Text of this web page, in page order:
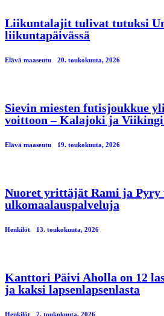
Liikuntalajit tulivat tutuksi
liikuntapäivässä
Elävä maaseutu 20. toukokuuta, 2026
Sievin miesten futisjoukkue
voittoon – Kalajoki ja
Elävä maaseutu 19. toukokuuta, 2026
Nuoret yrittäjät Rami ja Pyry
ulkomaalauspalveluja
Henkilöt 13. toukokuuta, 2026
Kanttori Päivi Aholla on 12
ja kaksi lapsenlapsenlasta
Henkilöt 7. toukokuuta, 2026